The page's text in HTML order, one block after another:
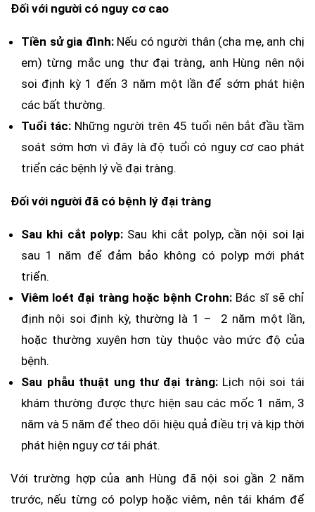
Đối với người có nguy cơ cao
Tiền sử gia đình:Nếu có người thân (cha mẹ, anh chị
em) từng mắc ung thư đại tràng, anh Hùng nên nội
soi định kỳ 1 đến 3 năm một lần để sớm phát hiện
các bất thường.
Tuổi tác: Những người trên 45 tuổi nên bắt đầu tầm
soát sớm hơn vì đây là độ tuổi có nguy cơ cao phát
triển các bệnh lý về đại tràng.
Đối với người đã có bệnh lý đại tràng
Sau khi cắt polyp: Sau khi cắt polyp, cần nội soi lại
sau 1 năm để đảm bảo không có polyp mới phát
triển.
Viêm loét đại tràng hoặc bệnh Crohn: Bác sĩ sẽ chỉ
định nội soi định kỳ, thường là 1 – 2 năm một lần,
hoặc thường xuyên hơn tùy thuộc vào mức độ của
bệnh.
Sau phẫu thuật ung thư đại tràng:Lịch nội soi tái
khám thường được thực hiện sau các mốc 1 năm, 3
năm và 5 năm để theo dõi hiệu quả điều trị và kịp thời
phát hiện nguy cơ tái phát.
Với trường hợp của anh Hùng đã nội soi gần 2 năm
trước, nếu từng có polyp hoặc viêm, nên tái khám để